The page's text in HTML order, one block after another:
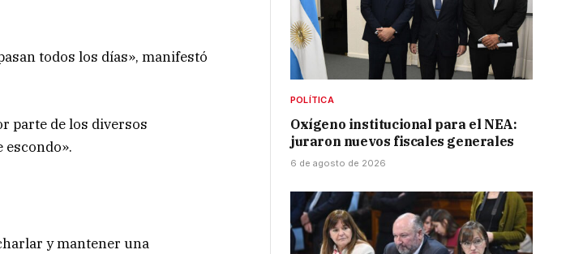
todos los días», manifestó
parte de los diversos
escondo».
y mantener una
POLÍTICA
Oxígeno institucional para el NEA:
juraron nuevos fiscales generales
6 de agosto de 2026